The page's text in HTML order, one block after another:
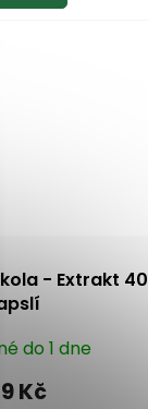
- Extrakt 40
do 1 dne
Kč